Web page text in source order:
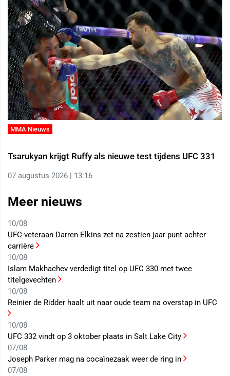
MMA Nieuws
Tsarukyan krijgt Ruffy als nieuwe test tijdens UFC 331
07 augustus 2026 | 13:16
Meer nieuws
10/08
UFC-veteraan Darren Elkins zet na zestien jaar punt achter
carrière
10/08
Islam Makhachev verdedigt titel op UFC 330 met twee
titelgevechten
10/08
Reinier de Ridder haalt uit naar oude team na overstap in UFC
10/08
UFC 332 vindt op 3 oktober plaats in Salt Lake City
07/08
Joseph Parker mag na cocaïnezaak weer de ring in
07/08